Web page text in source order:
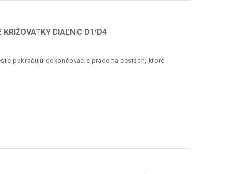
KRIŽOVATKY DIAĽNIC D1/D4
pokračujú dokončovacie práce na cestách, ktoré